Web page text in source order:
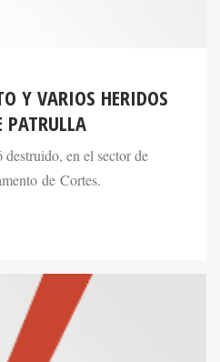
Y VARIOS HERIDOS
PATRULLA
en el sector de
de Cortes.